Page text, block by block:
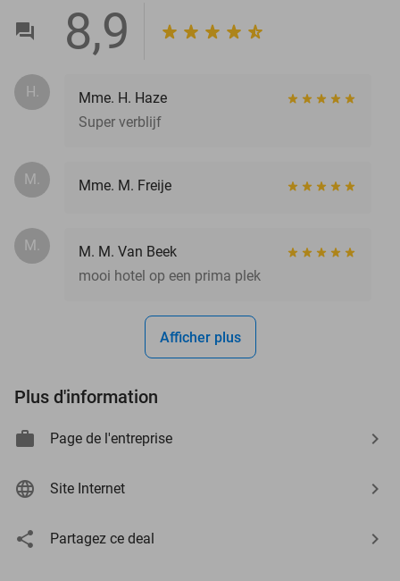
8,9
H.
Mme. H. Haze
Super verblijf
M. Mme. M. Freije
M.
M. M. Van Beek
mooi hotel op een prima plek
Afficher plus
Plus d'information
Page de l'entreprise
Site Internet
Partagez ce deal